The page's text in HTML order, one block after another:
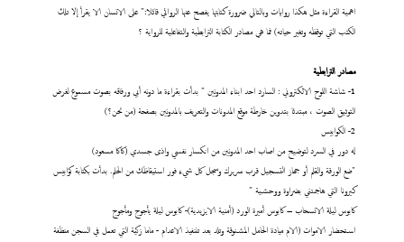
اهمية القراءة مثل هكذا روايات وبالتالي ضرورة كتابتها يفصح عنها الروائي قائلا:" على الانسان الا يقرأ إلا تلك
الكتب التي توقظه وتغير حياته) فما هي مصادر الكتابة الترابطية والتفاعلية للرواية ؟
مصادر الترابطية
1- شاشة اللوح الالكتروني : السارد احد ابناء المدونين " بدأت بقراءة ما دونه أبي ورفاقه بصوت مسموع لغرض
التوثيق الصوت ، مبتدئا بتدوين خارطة موقع المدونات والتعريف بالمدونين بصفحة (من نحن؟)
2- الكوابيس
له دور في السرد لتوضيح من اصاب احد المدونين من انكسار نفسي واذى جسدي (كاكا مسعود)
"ضع الورقة والقلم أو جهاز التسجيل قرب سريرك وسجل كل شيء فور استيقاظك من الحلم. بدأت بكتابة كوابيس
كيرونا التي هاجمتني بضراوة ووحشية "
كابوس ليلة الانسحاب – كابوس أميرة الورد (أمنية الايزيدية)- كابوس ليلة يأجوج ومأجوج
استحضار الاموات (الام ميادة الحامل المشنوقة وتلد بعد تننفيذ الاعدام - ماما زكية التي تعمل في السجن منظفة